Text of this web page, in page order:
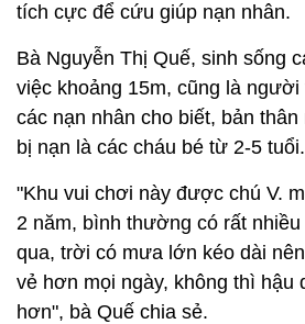
tích cực để cứu giúp nạn nhân.
Bà Nguyễn Thị Quế, sinh sống
việc khoảng 15m, cũng là
các nạn nhân cho biết, bản
bị nạn là các cháu bé từ 2-5 tuổi.
"Khu vui chơi này được chú V.
2 năm, bình thường có rất
qua, trời có mưa lớn kéo dài
vẻ hơn mọi ngày, không thì hậu
hơn", bà Quế chia sẻ.